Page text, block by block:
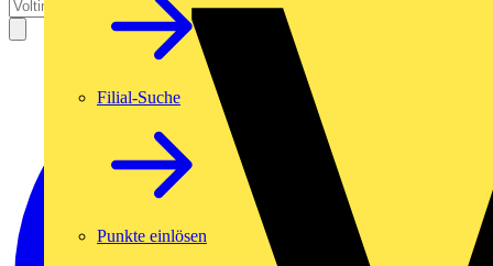
Filial-Suche
Punkte einlösen